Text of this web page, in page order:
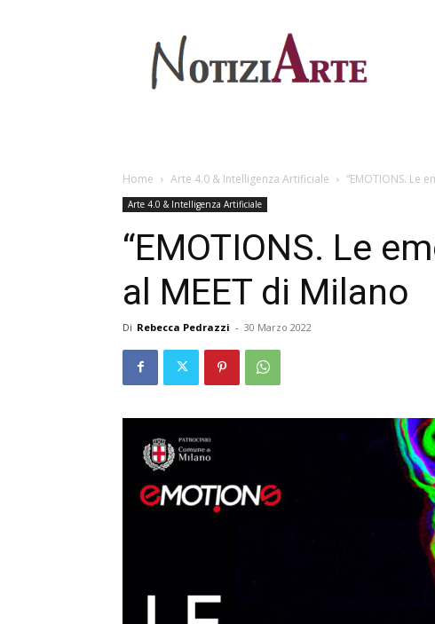
Home Arte 4.0 & Intelligenza Artificiale “EMOTIONS. Le
Arte 4.0 & Intelligenza Artificiale
“EMOTIONS. Le
al MEET di Milano
Di Rebecca Pedrazzi - 30 Marzo 2022